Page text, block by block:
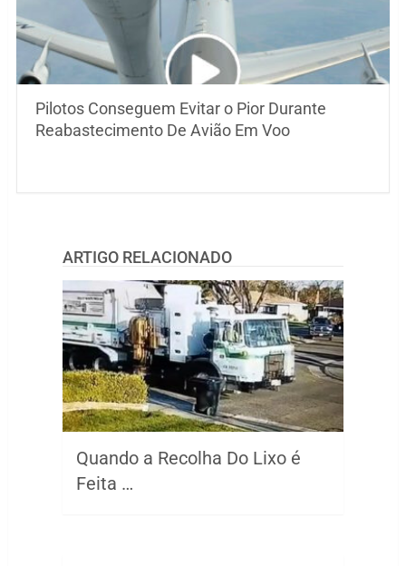
Pilotos Conseguem Evitar o Pior Durante
Reabastecimento De Avião Em Voo
ARTIGO RELACIONADO
Quando a Recolha Do Lixo é
Feita …